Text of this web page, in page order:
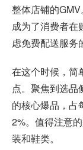
整体店铺的
成为了消费者在
虑免费配送服务
在这个时候，简
点。聚焦到选品
的核心爆品，占
2%。值得注意
装和鞋类。